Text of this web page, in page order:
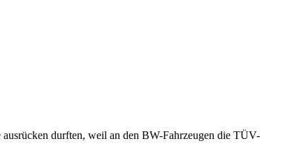
durften, weil an den BW-Fahrzeugen die TÜV-